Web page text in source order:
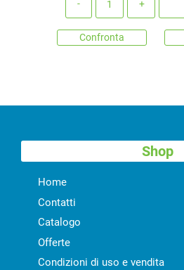
Confronta
Shop
Home
Contatti
Catalogo
Offerte
Condizioni di uso e vendita